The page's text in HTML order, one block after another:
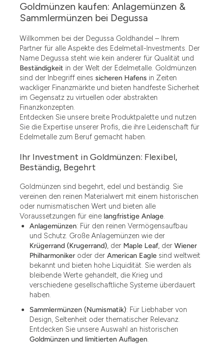
Goldmünzen kaufen: Anlagemünzen &
Sammlermünzen bei Degussa
Willkommen bei der Degussa Goldhandel – Ihrem
Partner für alle Aspekte des Edelmetall-Investments. Der
Name Degussa steht wie kein anderer für Qualität und
Beständigkeit in der Welt der Edelmetalle. Goldmünzen
sind der Inbegriff eines sicheren Hafens in Zeiten
wackliger Finanzmärkte und bieten handfeste Sicherheit
im Gegensatz zu virtuellen oder abstrakten
Finanzkonzepten.
Entdecken Sie unsere breite Produktpalette und nutzen
Sie die Expertise unserer Profis, die ihre Leidenschaft für
Edelmetalle zum Beruf gemacht haben.
Ihr Investment in Goldmünzen: Flexibel,
Beständig, Begehrt
Goldmünzen sind begehrt, edel und beständig. Sie
vereinen den reinen Materialwert mit einem historischen
oder numismatischen Wert und bieten alle
Voraussetzungen für eine langfristige Anlage.
Anlagemünzen: Für den reinen Vermögensaufbau
und Schutz. Große Anlagemünzen wie der
Krügerrand (Krugerrand), der Maple Leaf, der Wiener
Philharmoniker oder der American Eagle sind weltweit
bekannt und bieten hohe Liquidität. Sie werden als
bleibende Werte gehandelt, die Krieg und
verschiedene gesellschaftliche Systeme überdauert
haben.
Sammlermünzen (Numismatik): Für Liebhaber von
Design, Seltenheit oder thematischer Relevanz.
Entdecken Sie unsere Auswahl an historischen
Goldmünzen und limitierten Auflagen.